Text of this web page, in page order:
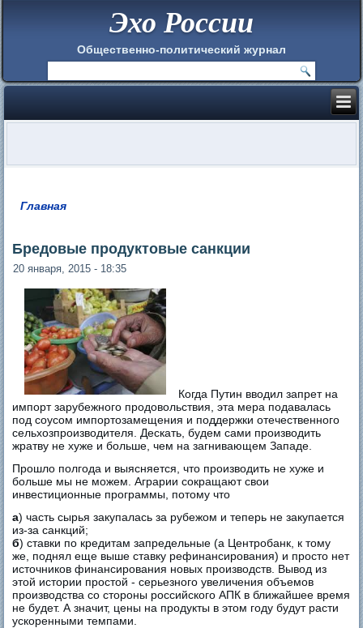
Эхо России
Общественно-политический журнал
Главная
Бредовые продуктовые санкции
20 января, 2015 - 18:35
Когда Путин вводил запрет на
импорт зарубежного продовольствия, эта мера подавалась
под соусом импортозамещения и поддержки отечественного
сельхозпроизводителя. Дескать, будем сами производить
жратву не хуже и больше, чем на загнивающем Западе.
Прошло полгода и выясняется, что производить не хуже и
больше мы не можем. Аграрии сокращают свои
инвестиционные программы, потому что
а) часть сырья закупалась за рубежом и теперь не закупается
из-за санкций;
б) ставки по кредитам запредельные (а Центробанк, к тому
же, поднял еще выше ставку рефинансирования) и просто нет
источников финансирования новых производств. Вывод из
этой истории простой - серьезного увеличения объемов
производства со стороны российского АПК в ближайшее время
не будет. А значит, цены на продукты в этом году будут расти
ускоренными темпами.